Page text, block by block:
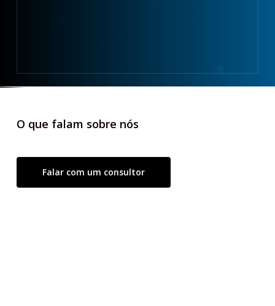
O que falam sobre nós
Falar com um consultor